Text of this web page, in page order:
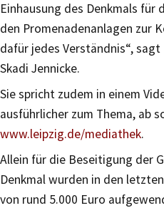
Einhausung des Denkmals für
den Promenadenanlagen zur
dafür jedes Verständnis“,
Skadi Jennicke.
Sie spricht zudem in einem
ausführlicher zum Thema, ab
www.leipzig.de/mediathek.
Allein für die Beseitigung der
Denkmal wurden in den
von rund 5.000 Euro